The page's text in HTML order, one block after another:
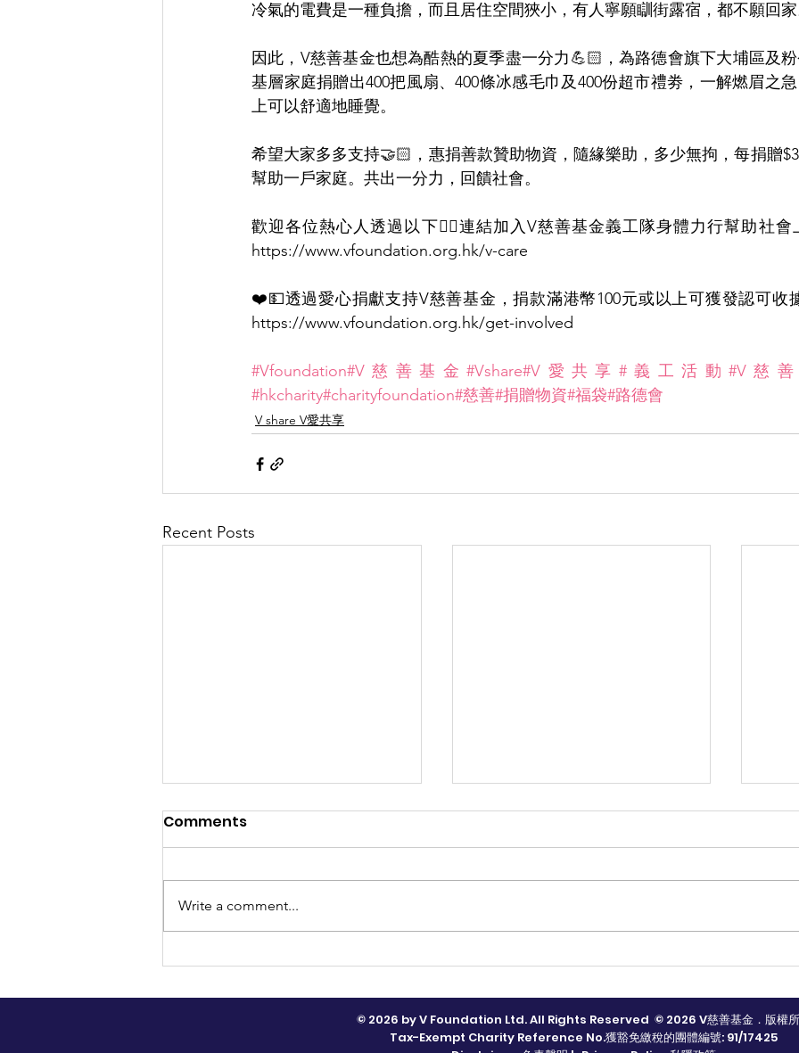
冷氣的電費是一種負擔，而且居住空間狹小，有人寧願瞓街露宿，都不願回家
因此，V慈善基金也想為酷熱的夏季盡一分力💪🏻，為路德會旗下大埔區及粉
基層家庭捐贈出400把風扇、400條冰感毛巾及400份超市禮劵，一解燃眉之
上可以舒適地睡覺。
希望大家多多支持🤝🏻，惠捐善款贊助物資，隨緣樂助，多少無拘，每捐贈
幫助一戶家庭。共出一分力，回饋社會。
歡迎各位熱心人透過以下👇🏻連結加入V慈善基金義工隊身體力行幫助社
https://www.vfoundation.org.hk/v-care
❤️💵透過愛心捐獻支持V慈善基金，捐款滿港幣100元或以上可獲發認可收
https://www.vfoundation.org.hk/get-involved
#Vfoundation#V慈善基金#Vshare#V愛共享 #義工活動#V慈
#hkcharity#charityfoundation#慈善#捐贈物資#福袋#路德會
V share V愛共享
Recent Posts
V慈善基金成立6️⃣週年 心系社
V
Comments
Write a comment...
© 2026 by V Foundation Ltd. All Rights Reserved © 2026 V慈善基金．版權
Tax-Exempt Charity Reference No.獲豁免繳稅的團體編號: 91/17425